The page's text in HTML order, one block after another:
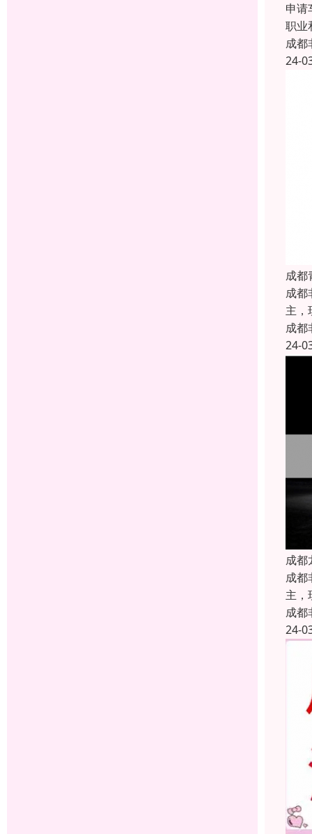
申请
职业
成都
24-
成都
成都
主，
成都
24-
成都
成都
主，
成都
24-